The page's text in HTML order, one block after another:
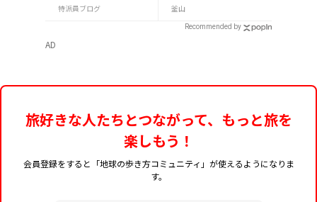
を市役所で味わう
特派員ブログ
ングを満喫
釜山
Recommended by
AD
旅好きな人たちとつながって、もっと旅を
楽しもう！
会員登録をすると「地球の歩き方コミュニティ」が使えるようになりま
す。